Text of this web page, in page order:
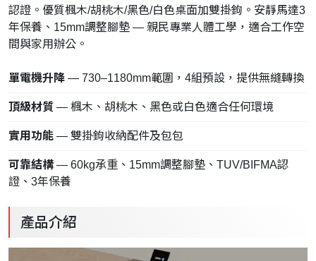
認證。優質楓木/胡桃木/黑色/白色桌面加雙掛鉤。安靜馬達3
年保養、15mm調整腳墊 — 親民專業人體工學，適合工作空
間與家用辦公。
單電機升降 — 730–1180mm範圍，4組預設，提供無縫轉換
頂級材質 — 楓木、胡桃木、黑色或白色適合任何環境
實用功能 — 雙掛鉤收納配件及包包
可靠結構 — 60kg承重、15mm調整腳墊、TUV/BIFMA認
證、3年保養
產品介紹